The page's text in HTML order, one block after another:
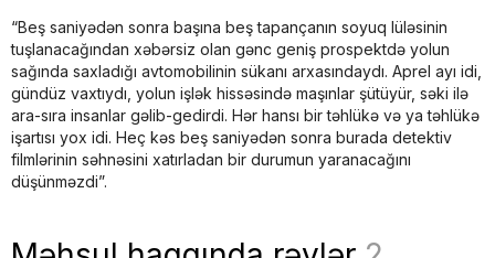
“Beş saniyədən sonra başına beş tapançanın soyuq lüləsinin
tuşlanacağından xəbərsiz olan gənc geniş prospektdə yolun
sağında saxladığı avtomobilinin sükanı arxasındaydı. Aprel ayı idi,
gündüz vaxtıydı, yolun işlək hissəsində maşınlar şütüyür, səki ilə
ara-sıra insanlar gəlib-gedirdi. Hər hansı bir təhlükə və ya təhlükə
işartısı yox idi. Heç kəs beş saniyədən sonra burada detektiv
filmlərinin səhnəsini xatırladan bir durumun yaranacağını
düşünməzdi”.